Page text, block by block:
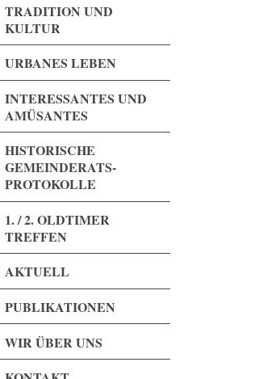
TRADITION UND
KULTUR
URBANES LEBEN
INTERESSANTES UND
AMÜSANTES
HISTORISCHE
GEMEINDERATS-
PROTOKOLLE
1. / 2. OLDTIMER
TREFFEN
AKTUELL
PUBLIKATIONEN
WIR ÜBER UNS